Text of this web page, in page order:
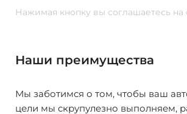
Нажимая кнопку вы соглашаетесь на
Наши преимущества
Мы заботимся о том, чтобы ваш
цели мы скрупулезно выполняем,